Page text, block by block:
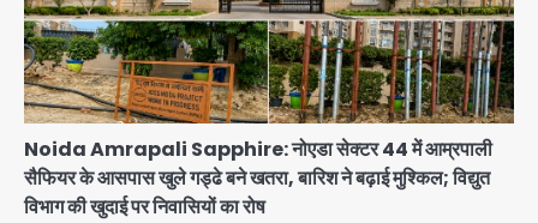
Noida Amrapali Sapphire: नोएडा सेक्टर 44 में आम्रपाली
सैफियर के आसपास खुले गड्ढे बने खतरा, बारिश ने बढ़ाई मुश्किल; विद्युत
विभाग की खुदाई पर निवासियों का रोष